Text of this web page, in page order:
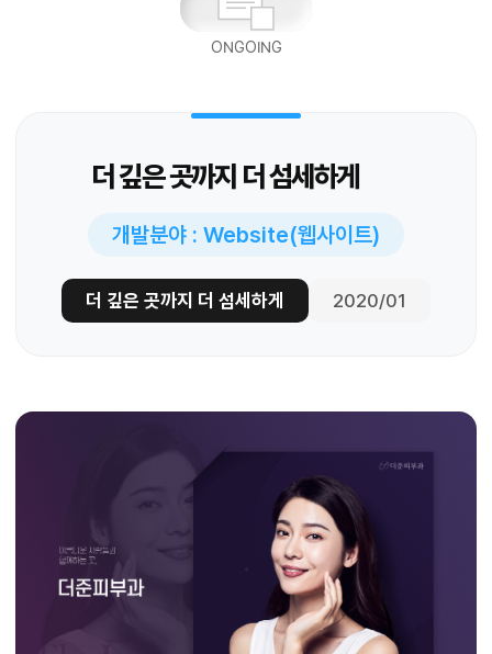
ONGOING
더 깊은 곳까지 더 섬세하게
개발분야 : Website(웹사이트)
더 깊은 곳까지 더 섬세하게 2020/01